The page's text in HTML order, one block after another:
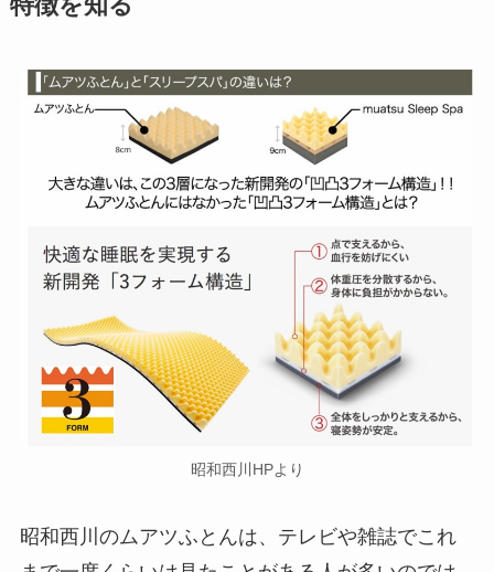
特徴を知る
昭和西川HPより
昭和西川のムアツふとんは、テレビや雑誌でこれ